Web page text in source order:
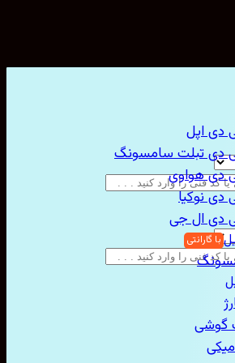
تبلت سامسونگ
ال جی